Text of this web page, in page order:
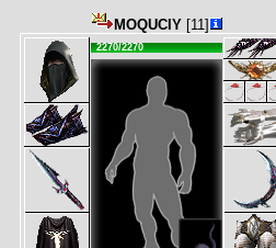
MOQUCIY[11]
2270/2270